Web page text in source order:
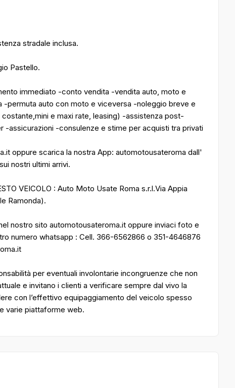
stradale inclusa.
Pastello.
immediato -conto vendita -vendita auto, moto e
permuta auto con moto e viceversa -noleggio breve e
e maxi rate, leasing) -assistenza post-
assicurazioni -consulenze e stime per acquisti tra privati
oppure scarica la nostra App: automotousateroma dall'
nostri ultimi arrivi.
VEICOLO : Auto Moto Usate Roma s.r.l.Via Appia
Ramonda).
nostro sito automotousateroma.it oppure inviaci foto e
numero whatsapp : Cell. 366-6562866 o 351-4646876
per eventuali involontarie incongruenze che non
e invitano i clienti a verificare sempre dal vivo la
con l’effettivo equipaggiamento del veicolo spesso
varie piattaforme web.